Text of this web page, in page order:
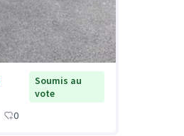
Soumis au
vote
0